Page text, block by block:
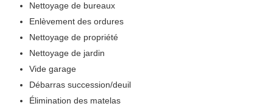
Nettoyage de bureaux
Enlèvement des ordures
Nettoyage de propriété
Nettoyage de jardin
Vide garage
Débarras succession/deuil
Élimination des matelas